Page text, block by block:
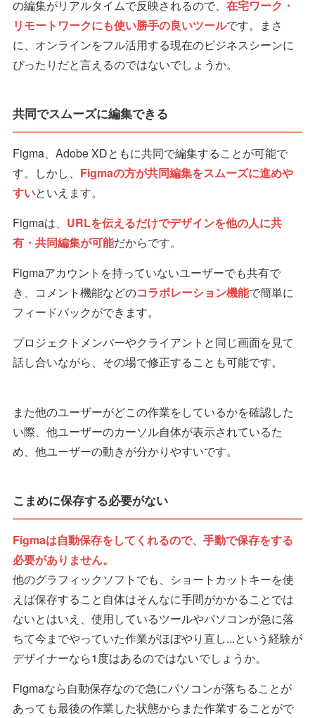
の編集がリアルタイムで反映されるので、 在宅ワーク・
リモートワークにも使い勝手の良いツールです。まさ
に、オンラインをフル活用する現在のビジネスシーンに
ぴったりだと言えるのではないでしょうか。
共同でスムーズに編集できる
Figma、Adobe XDともに共同で編集することが可能で
す。しかし、 Figmaの方が共同編集をスムーズに進めや
すいといえます。
Figmaは、 URLを伝えるだけでデザインを他の人に共
有・共同編集が可能だからです。
Figmaアカウントを持っていないユーザーでも共有で
き、コメント機能などのコラボレーション機能で簡単に
フィードバックができます。
プロジェクトメンバーやクライアントと同じ画面を見て
話し合いながら、その場で修正することも可能です。
また他のユーザーがどこの作業をしているかを確認した
い際、他ユーザーのカーソル自体が表示されているた
め、他ユーザーの動きが分かりやすいです。
こまめに保存する必要がない
Figmaは自動保存をしてくれるので、手動で保存をする
必要がありません。
他のグラフィックソフトでも、ショートカットキーを使
えば保存すること自体はそんなに手間がかかることでは
ないとはいえ、使用しているツールやパソコンが急に落
ちて今までやっていた作業がほぼやり直し...という経験が
デザイナーなら1度はあるのではないでしょうか。
Figmaなら自動保存なので急にパソコンが落ちることが
あっても最後の作業した状態からまた作業することがで